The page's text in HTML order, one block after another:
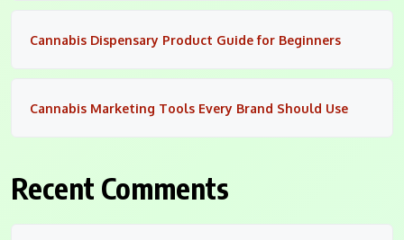
Cannabis Dispensary Product Guide for Beginners
Cannabis Marketing Tools Every Brand Should Use
Recent Comments